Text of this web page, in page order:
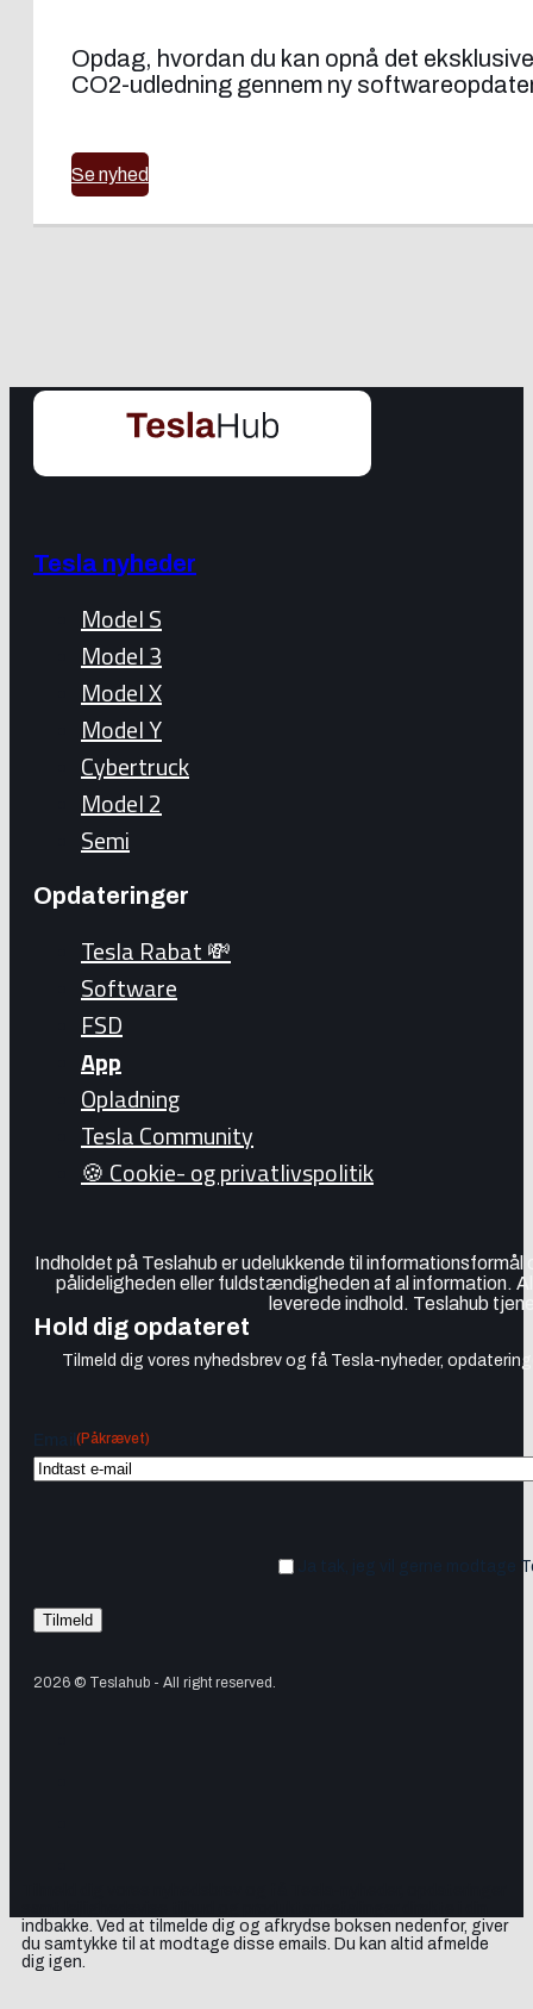
Opdag, hvordan du kan opnå det
CO2-udledning gennem ny
Se nyhed
Tesla nyheder
Model S
Model 3
Model X
Model Y
Cybertruck
Model 2
Semi
Opdateringer
Tesla Rabat 💸
Software
FSD
App
Opladning
Tesla Community
🍪 Cookie- og privatlivspolitik
Indholdet på Teslahub er udelukkende til
pålideligheden eller fuldstændigheden af al information.
leverede indhold. Teslahub
Hold dig opdateret
Tilmeld dig vores nyhedsbrev og få Tesla-nyheder,
(Påkrævet)
Ja tak, jeg vil gerne modtage
2026 © Teslahub - All right reserved.
indbakke. Ved at tilmelde dig og afkrydse boksen nedenfor, giver
du samtykke til at modtage disse emails. Du kan altid afmelde
dig igen.